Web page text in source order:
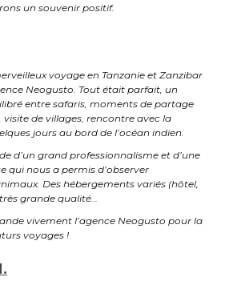
un souvenir positif.
voyage en Tanzanie et Zanzibar
Neogusto. Tout était parfait, un
entre safaris, moments de partage
visite de villages, rencontre avec la
jours au bord de l’océan indien.
d’un grand professionnalisme et d’une
qui nous a permis d’observer
Des hébergements variés (hôtel,
grande qualité…
vivement l’agence Neogusto pour la
voyages !